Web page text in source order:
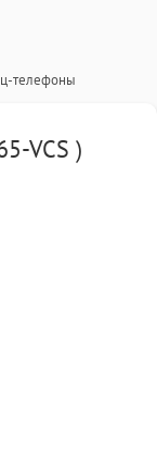
телефоны
VCS )